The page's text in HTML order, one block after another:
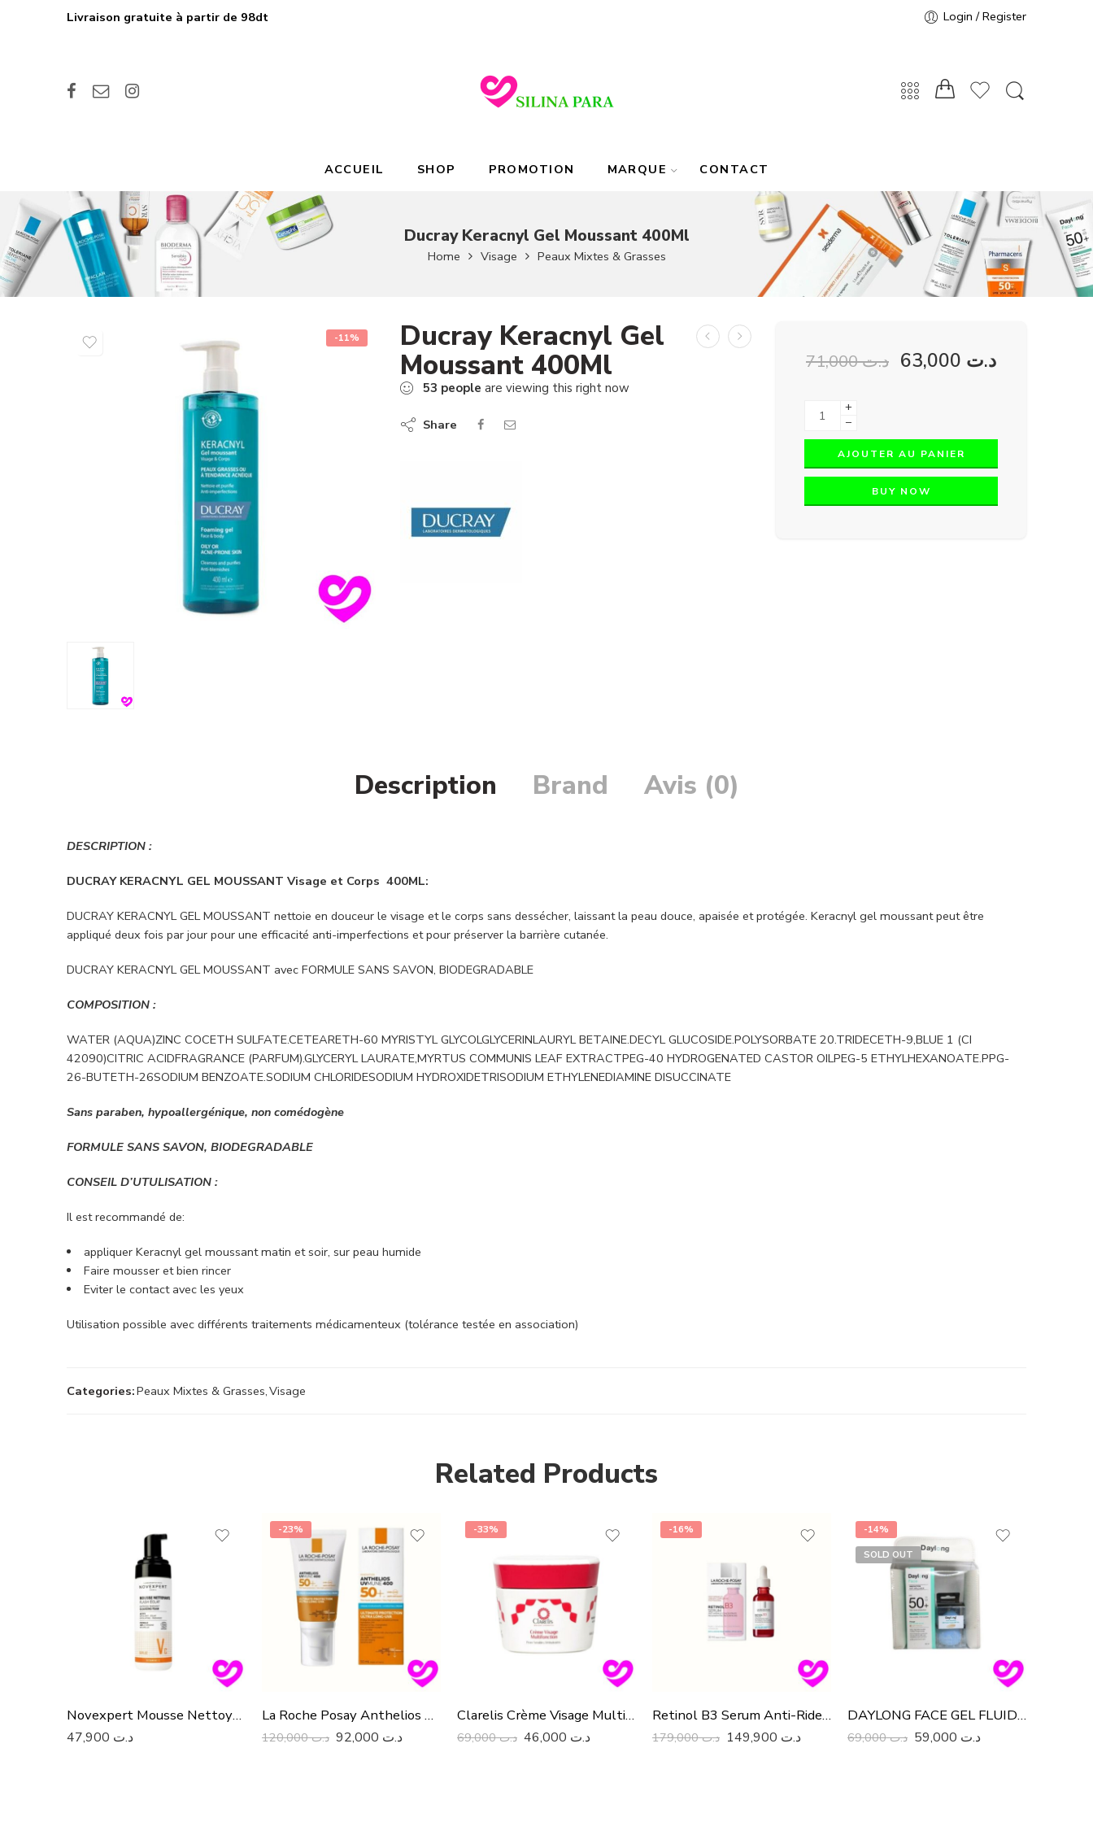
Livraison gratuite à partir de 98dt Login / Register
ACCUEIL SHOP PROMOTION MARQUE CONTACT
Ducray Keracnyl Gel Moussant 400Ml
Home Visage Peaux Mixtes & Grasses
-11% Ducray Keracnyl Gel
Moussant 400Ml
53 people are viewing this right now
Share
د.ت71,000 د.ت
+
−
AJOUTER AU PANIER
BUY NOW
Description Brand Avis (0)
DESCRIPTION :
DUCRAY KERACNYL GEL MOUSSANT Visage et Corps 400ML:
DUCRAY KERACNYL GEL MOUSSANT nettoie en douceur le visage et le corps sans dessécher, laissant la peau douce, apaisée et protégée. Keracnyl gel moussant peut être
appliqué deux fois par jour pour une efficacité anti-imperfections et pour préserver la barrière cutanée.
DUCRAY KERACNYL GEL MOUSSANT avec FORMULE SANS SAVON, BIODEGRADABLE
COMPOSITION :
WATER (AQUA)ZINC COCETH SULFATE.CETEARETH-60 MYRISTYL GLYCOLGLYCERINLAURYL BETAINE.DECYL GLUCOSIDE.POLYSORBATE 20.TRIDECETH-9,BLUE 1 (CI
42090)CITRIC ACIDFRAGRANCE (PARFUM).GLYCERYL LAURATE,MYRTUS COMMUNIS LEAF EXTRACTPEG-40 HYDROGENATED CASTOR OILPEG-5 ETHYLHEXANOATE.PPG-
26-BUTETH-26SODIUM BENZOATE.SODIUM CHLORIDESODIUM HYDROXIDETRISODIUM ETHYLENEDIAMINE DISUCCINATE
Sans paraben, hypoallergénique, non comédogène
FORMULE SANS SAVON, BIODEGRADABLE
CONSEIL D’UTULISATION :
Il est recommandé de:
appliquer Keracnyl gel moussant matin et soir, sur peau humide
Faire mousser et bien rincer
Eviter le contact avec les yeux
Utilisation possible avec différents traitements médicamenteux (tolérance testée en association)
Categories:Peaux Mixtes & Grasses,Visage
Related Products
Novexpert Mousse Nettoyante Flash Éclat
د.ت
-23%
La Roche Posay Anthelios Anti Imprefections Gel Creme SPF50+
د.ت120,000 د.ت
-33%
Clarelis Crème Visage Multifonction, 50ml
د.ت69,000 د.ت
-16%
Retinol B3 Serum Anti-Rides Au Retinol Regenerant Resurfacant 30Ml
د.ت179,000 د.ت
-14%
SOLD OUT
DAYLONG FACE GEL FLUIDE Léger SPF 50+ 50ML
د.ت69,000 د.ت